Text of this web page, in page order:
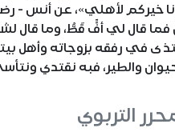
خيركم لأهلي»، عن أنس -
قال لي أفٍّ قَطُّ، وما قال
في رفقه بزوجاته وأهل
والطير، فبه نقتدي
التربوي